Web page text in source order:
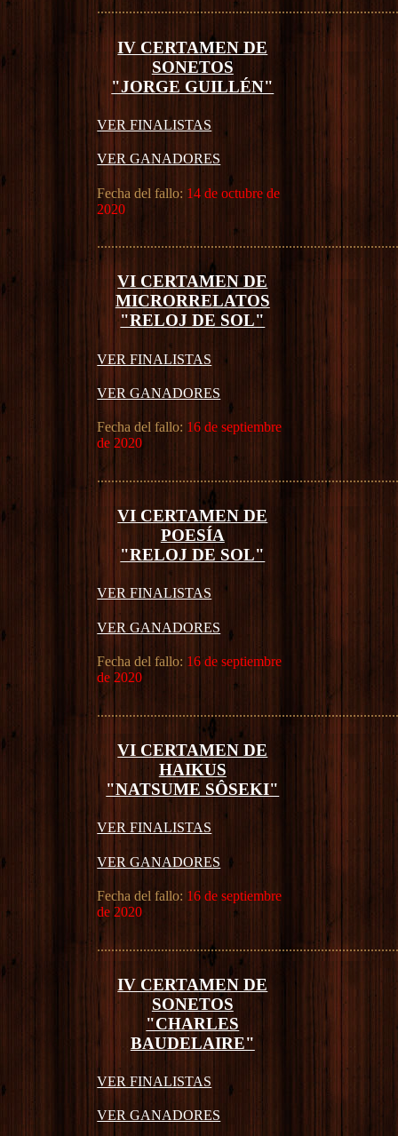
IV CERTAMEN DE
SONETOS
"JORGE GUILLÉN"
VER FINALISTAS
VER GANADORES
Fecha del fallo: 14 de octubre de
2020
VI CERTAMEN DE
MICRORRELATOS
"RELOJ DE SOL"
VER FINALISTAS
VER GANADORES
Fecha del fallo: 16 de septiembre
de 2020
VI CERTAMEN DE
POESÍA
"RELOJ DE SOL"
VER FINALISTAS
VER GANADORES
Fecha del fallo: 16 de septiembre
de 2020
VI CERTAMEN DE
HAIKUS
"NATSUME SÔSEKI"
VER FINALISTAS
VER GANADORES
Fecha del fallo: 16 de septiembre
de 2020
IV CERTAMEN DE
SONETOS
"CHARLES
BAUDELAIRE"
VER FINALISTAS
VER GANADORES